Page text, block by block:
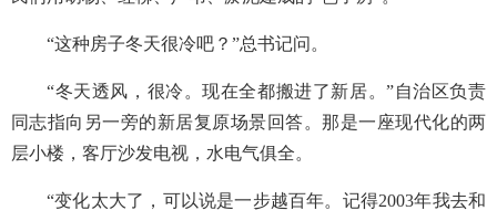
“这种房子冬天很冷吧？”总书记问。
“冬天透风，很冷。现在全都搬进了新居。”自治区负责
同志指向另一旁的新居复原场景回答。那是一座现代化的两
层小楼，客厅沙发电视，水电气俱全。
“变化太大了，可以说是一步越百年。记得2003年我去和